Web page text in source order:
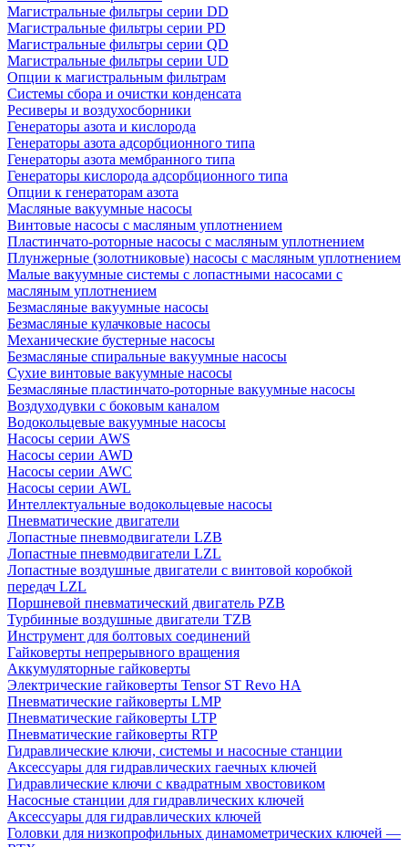
Магистральные фильтры серии DD
Магистральные фильтры серии PD
Магистральные фильтры серии QD
Магистральные фильтры серии UD
Опции к магистральным фильтрам
Системы сбора и очистки конденсата
Ресиверы и воздухосборники
Генераторы азота и кислорода
Генераторы азота адсорбционного типа
Генераторы азота мембранного типа
Генераторы кислорода адсорбционного типа
Опции к генераторам азота
Масляные вакуумные насосы
Винтовые насосы с масляным уплотнением
Пластинчато-роторные насосы с масляным уплотнением
Плунжерные (золотниковые) насосы с масляным уплотнением
Малые вакуумные системы с лопастными насосами с
масляным уплотнением
Безмасляные вакуумные насосы
Безмасляные кулачковые насосы
Механические бустерные насосы
Безмасляные спиральные вакуумные насосы
Сухие винтовые вакуумные насосы
Безмасляные пластинчато-роторные вакуумные насосы
Воздуходувки с боковым каналом
Водокольцевые вакуумные насосы
Насосы серии AWS
Насосы серии AWD
Насосы серии AWC
Насосы серии AWL
Интеллектуальные водокольцевые насосы
Пневматические двигатели
Лопастные пневмодвигатели LZB
Лопастные пневмодвигатели LZL
Лопастные воздушные двигатели с винтовой коробкой
передач LZL
Поршневой пневматический двигатель PZB
Турбинные воздушные двигатели TZB
Инструмент для болтовых соединений
Гайковерты непрерывного вращения
Аккумуляторные гайковерты
Электрические гайковерты Tensor ST Revo HA
Пневматические гайковерты LMP
Пневматические гайковерты LTP
Пневматические гайковерты RTP
Гидравлические ключи, системы и насосные станции
Аксессуары для гидравлических гаечных ключей
Гидравлические ключи с квадратным хвостовиком
Насосные станции для гидравлических ключей
Аксессуары для гидравлических ключей
Головки для низкопрофильных динамометрических ключей —